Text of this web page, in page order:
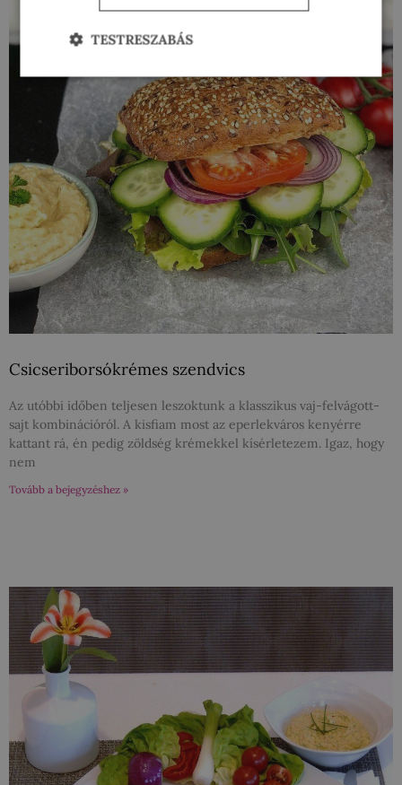
Csicseriborsókrémes szendvics
Az utóbbi időben teljesen leszoktunk a klasszikus vaj-felvágott-
sajt kombinációról. A kisfiam most az eperlekváros kenyérre
kattant rá, én pedig zöldség krémekkel kísérletezem. Igaz, hogy
nem
Tovább a bejegyzéshez »
TESTRESZABÁS